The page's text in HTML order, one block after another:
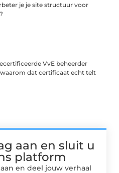
je je site structuur voor
VvE beheerder
waarom dat certificaat echt telt
aan en sluit u
platform
en deel jouw verhaal